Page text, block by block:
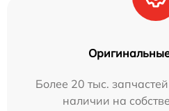
Более 20 тыс.
наличии на